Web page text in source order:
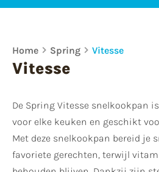
Home Spring Vitesse
Vitesse
De Spring Vitesse snelkookpan
voor elke keuken en geschikt
Met deze snelkookpan bereid je
favoriete gerechten, terwijl